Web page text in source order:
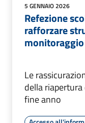
5 GENNAIO 2026
Refezione
rafforzare
Le
della
fine anno